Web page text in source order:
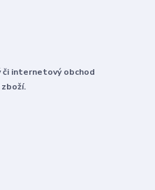
či internetový obchod